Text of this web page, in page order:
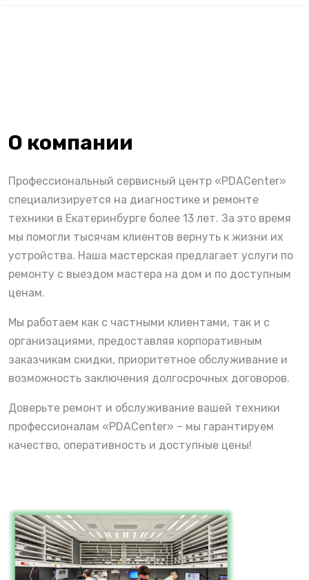
О компании
Профессиональный сервисный центр «PDACenter»
специализируется на диагностике и ремонте
техники в Екатеринбурге более 13 лет. За это время
мы помогли тысячам клиентов вернуть к жизни их
устройства. Наша мастерская предлагает услуги по
ремонту с выездом мастера на дом и по доступным
ценам.
Мы работаем как с частными клиентами, так и с
организациями, предоставляя корпоративным
заказчикам скидки, приоритетное обслуживание и
возможность заключения долгосрочных договоров.
Доверьте ремонт и обслуживание вашей техники
профессионалам «PDACenter» – мы гарантируем
качество, оперативность и доступные цены!